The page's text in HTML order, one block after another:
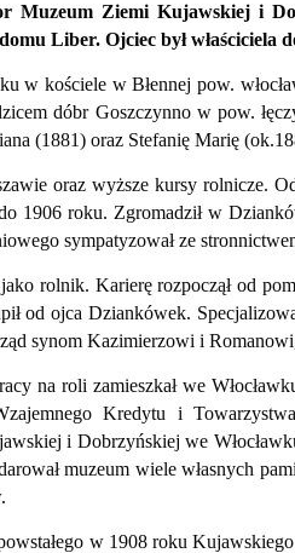
Muzeum Ziemi Kujawskiej i
Liber. Ojciec był
w kościele w Błennej pow.
dóbr Goszczynno w pow.
(1881) oraz Stefanię Marię
oraz wyższe kursy rolnicze.
1906 roku. Zgromadził w
sympatyzował ze
rolnik. Karierę rozpoczął od
od ojca Dziankówek.
synom Kazimierzowi i
na roli zamieszkał we
Kredytu i
i Dobrzyńskiej we
muzeum wiele własnych
w 1908 roku